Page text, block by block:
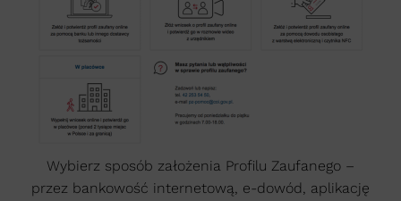
Wybierz sposób założenia Profilu Zaufanego –
przez bankowość internetową, e-dowód, aplikację